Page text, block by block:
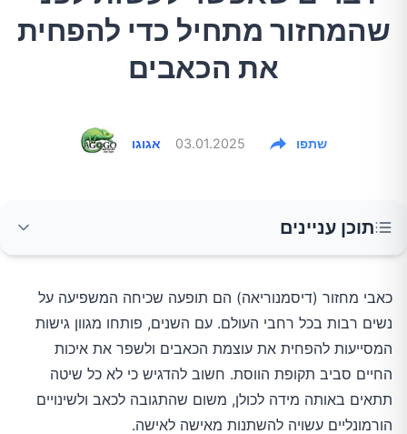
שהמחזור מתחיל כדי להפחית
את הכאבים
אגוגו 03.01.2025 שתפו
תוכן עניינים
מה עומד מאחורי כאבי המחזור?
תזונה ותוספי תזונה
חומצות שומן אומגה-3
מינרלים וויטמינים חיוניים
כאבי מחזור (דיסמנוריאה) הם תופעה שכיחה המשפיעה על
נשים רבות בכל רחבי העולם. עם השנים, פותחו מגוון גישות
המסייעות להפחית את עוצמת הכאבים ולשפר את איכות
החיים סביב תקופת הווסת. חשוב להדגיש כי לא כל שיטה
תתאים באותה מידה לכולן, משום שהתגובה לכאב ולשינויים
הורמונליים עשויה להשתנות מאישה לאישה.